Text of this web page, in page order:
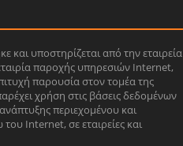
και υποστηρίζεται από την εταιρεία
παροχής υπηρεσιών Internet,
παρουσία στον τομέα της
χρήση στις βάσεις δεδομένων
περιεχομένου και
Internet, σε εταιρείες και